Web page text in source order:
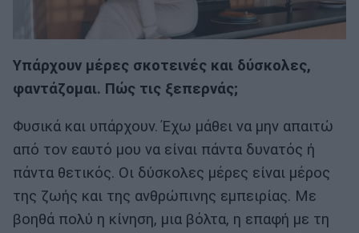
Υπάρχουν μέρες σκοτεινές και δύσκολες,
φαντάζομαι. Πώς τις ξεπερνάς;
Φυσικά και υπάρχουν. Έχω μάθει να μην απαιτώ
από τον εαυτό μου να είναι πάντα δυνατός ή
πάντα θετικός. Οι δύσκολες μέρες είναι μέρος
της ζωής και της ανθρώπινης εμπειρίας. Με
βοηθά πολύ η κίνηση, μια βόλτα, η επαφή με τη